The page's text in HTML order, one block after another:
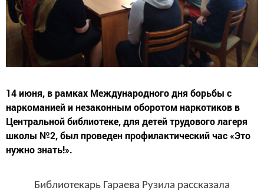
14 июня, в рамках Международного дня борьбы с
наркоманией и незаконным оборотом наркотиков в
Центральной библиотеке, для детей трудового лагеря
школы №2, был проведен профилактический час «Это
нужно знать!».
Библиотекарь Гараева Рузила рассказала